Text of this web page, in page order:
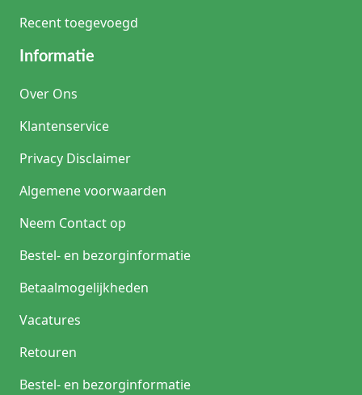
Recent toegevoegd
Informatie
Over Ons
Klantenservice
Privacy Disclaimer
Algemene voorwaarden
Neem Contact op
Bestel- en bezorginformatie
Betaalmogelijkheden
Vacatures
Retouren
Bestel- en bezorginformatie